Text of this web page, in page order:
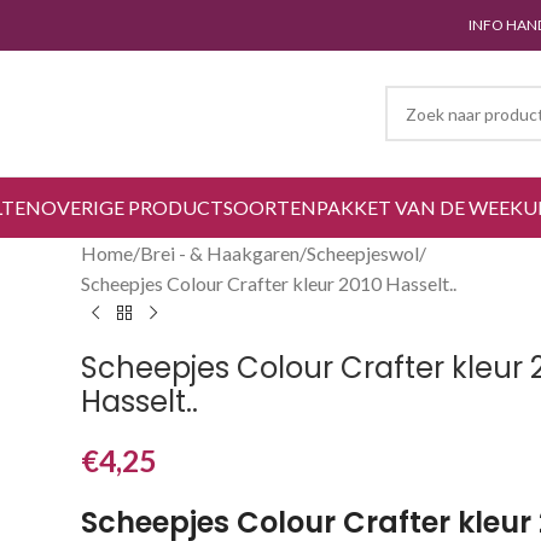
INFO
OVERIGE PRODUCTSOORTENPAKKET VAN DE WEEK
Home Brei - & Haakgaren Scheepjeswol
Scheepjes Colour Crafter kleur 2010 Hasselt..
Scheepjes Colour Crafter kleur
Hasselt..
€4,25
Scheepjes Colour Crafter kleur